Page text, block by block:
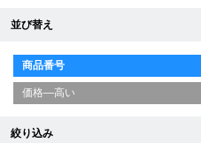
並び替え
商品番号
価格—高い
絞り込み